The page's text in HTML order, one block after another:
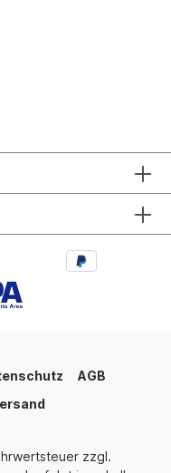
AGB
zzgl.